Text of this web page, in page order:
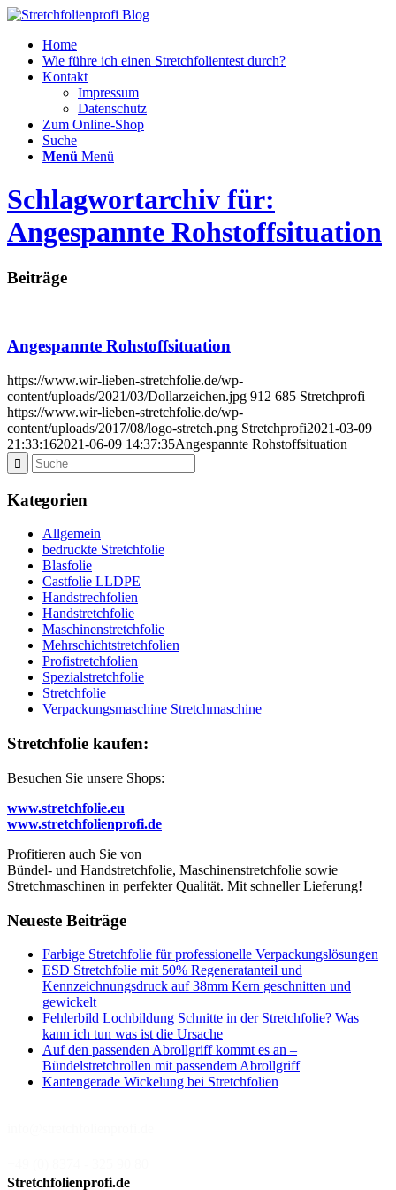
Home
Wie führe ich einen Stretchfolientest durch?
Kontakt
Impressum
Datenschutz
Zum Online-Shop
Suche
Menü Menü
Schlagwortarchiv für:
Angespannte Rohstoffsituation
Beiträge
Angespannte Rohstoffsituation
https://www.wir-lieben-stretchfolie.de/wp-
content/uploads/2021/03/Dollarzeichen.jpg 912 685 Stretchprofi
https://www.wir-lieben-stretchfolie.de/wp-
content/uploads/2017/08/logo-stretch.png Stretchprofi2021-03-09
21:33:162021-06-09 14:37:35Angespannte Rohstoffsituation
Kategorien
Allgemein
bedruckte Stretchfolie
Blasfolie
Castfolie LLDPE
Handstrechfolien
Handstretchfolie
Maschinenstretchfolie
Mehrschichtstretchfolien
Profistretchfolien
Spezialstretchfolie
Stretchfolie
Verpackungsmaschine Stretchmaschine
Stretchfolie kaufen:
Besuchen Sie unsere Shops:
www.stretchfolie.eu
www.stretchfolienprofi.de
Profitieren auch Sie von
Bündel- und Handstretchfolie, Maschinenstretchfolie sowie
Stretchmaschinen in perfekter Qualität. Mit schneller Lieferung!
Neueste Beiträge
Farbige Stretchfolie für professionelle Verpackungslösungen
ESD Stretchfolie mit 50% Regeneratanteil und
Kennzeichnungsdruck auf 38mm Kern geschnitten und
gewickelt
Fehlerbild Lochbildung Schnitte in der Stretchfolie? Was
kann ich tun was ist die Ursache
Auf den passenden Abrollgriff kommt es an –
Bündelstretchrollen mit passendem Abrollgriff
Kantengerade Wickelung bei Stretchfolien
Stretchfolienprofi.de